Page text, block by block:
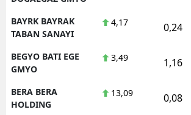
BAYRK BAYRAK
TABAN SANAYI
4,17 0,24
BEGYO BATI EGE
GMYO
3,49 1,16
BERA BERA
HOLDING
13,09 0,08